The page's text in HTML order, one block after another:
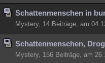
Schattenmenschen in
Mystery, 14 Beiträge, am
Schattenmenschen,
Mystery, 156 Beiträge, am